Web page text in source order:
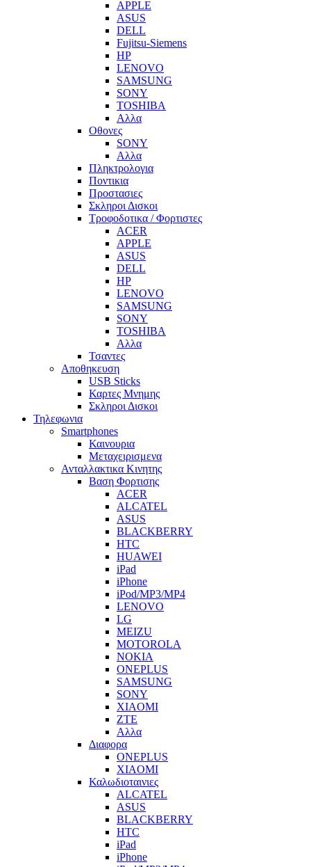
APPLE
ASUS
DELL
Fujitsu-Siemens
HP
LENOVO
SAMSUNG
SONY
TOSHIBA
Αλλα
Οθονες
SONY
Αλλα
Πληκτρολογια
Ποντικια
Προστασιες
Σκληροι Δισκοι
Τροφοδοτικα / Φορτιστες
ACER
APPLE
ASUS
DELL
HP
LENOVO
SAMSUNG
SONY
TOSHIBA
Αλλα
Τσαντες
Αποθηκευση
USB Sticks
Καρτες Μνημης
Σκληροι Δισκοι
Τηλεφωνια
Smartphones
Καινουρια
Μεταχειρισμενα
Ανταλλακτικα Κινητης
Βαση Φορτισης
ACER
ALCATEL
ASUS
BLACKBERRY
HTC
HUAWEI
iPad
iPhone
iPod/MP3/MP4
LENOVO
LG
MEIZU
MOTOROLA
NOKIA
ONEPLUS
SAMSUNG
SONY
XIAOMI
ZTE
Αλλα
Διαφορα
ONEPLUS
XIAOMI
Καλωδιοταινιες
ALCATEL
ASUS
BLACKBERRY
HTC
iPad
iPhone